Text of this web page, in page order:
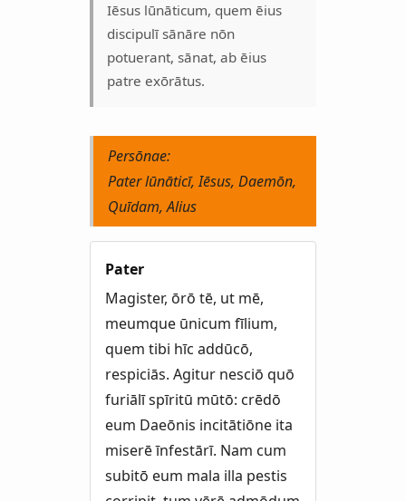
Iēsus lūnāticum, quem ēius
discipulī sānāre nōn
potuerant, sānat, ab ēius
patre exōrātus.
Persōnae:
Pater lūnāticī, Iēsus, Daemōn,
Quīdam, Alius
Pater
Magister, ōrō tē, ut mē,
meumque ūnicum fīlium,
quem tibi hīc addūcō,
respiciās. Agitur nesciō quō
furiālī spīritū mūtō: crēdō
eum Daeōnis incitātiōne ita
miserē īnfestārī. Nam cum
subitō eum mala illa pestis